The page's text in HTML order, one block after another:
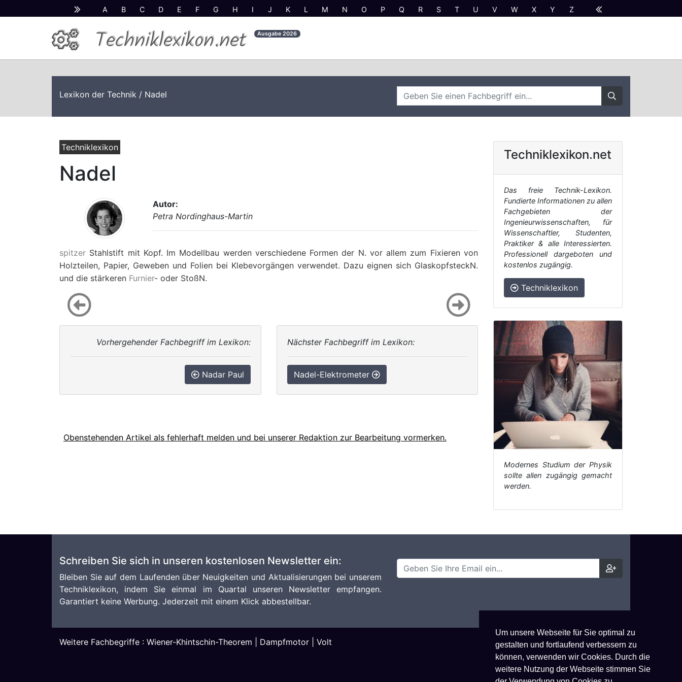
Um unsere Webseite für Sie optimal zu
gestalten und fortlaufend verbessern zu
können, verwenden wir Cookies. Durch die
weitere Nutzung der Webseite stimmen Sie
A B C D E F G H I J K L M N O P Q R S T U V W X Y Z
Techniklexikon.net Ausgabe2026
Lexikon der Technik / Nadel
Techniklexikon
Nadel
Autor:
Petra Nordinghaus-Martin
spitzer Stahlstift mit Kopf. Im Modellbau werden verschiedene Formen der N. vor allem zum Fixieren von
Holzteilen, Papier, Geweben und Folien bei Klebevorgängen verwendet. Dazu eignen sich GlaskopfsteckN.
und die stärkeren Furnier- oder StoßN.
Vorhergehender Fachbegriff im Lexikon:
Nadar Paul
Nächster Fachbegriff im Lexikon:
Nadel-Elektrometer
Obenstehenden Artikel als fehlerhaft melden und bei unserer Redaktion zur Bearbeitung vormerken.
Techniklexikon.net
Das freie Technik-Lexikon.
Fundierte Informationen zu allen
Fachgebieten der
Ingenieurwissenschaften, für
Wissenschaftler, Studenten,
Praktiker & alle Interessierten.
Professionell dargeboten und
kostenlos zugängig.
Techniklexikon
Modernes Studium der Physik
sollte allen zugängig gemacht
werden.
Schreiben Sie sich in unseren kostenlosen Newsletter ein:
Bleiben Sie auf dem Laufenden über Neuigkeiten und Aktualisierungen bei unserem
Techniklexikon, indem Sie einmal im Quartal unseren Newsletter empfangen.
Garantiert keine Werbung. Jederzeit mit einem Klick abbestellbar.
Weitere Fachbegriffe : Wiener-Khintschin-Theorem Dampfmotor Volt